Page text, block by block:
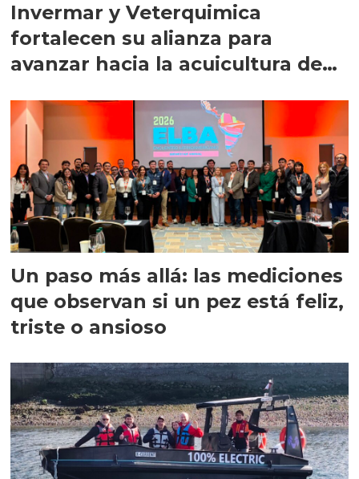
Invermar y Veterquimica
fortalecen su alianza para
avanzar hacia la acuicultura de
Un paso más allá: las mediciones
que observan si un pez está feliz,
triste o ansioso